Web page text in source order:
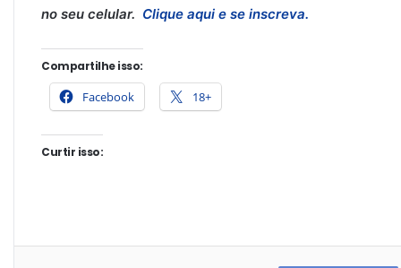
no seu celular. Clique aqui e se inscreva.
Compartilhe isso:
Facebook 18+
Curtir isso: